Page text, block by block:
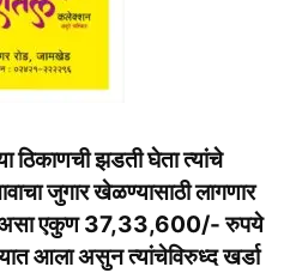
ठिकाणची झडती घेता त्यांचे
जुगार खेळण्यासाठी लागणार
असा एकुण 37,33,600/- रुपये
आला असुन त्यांचेविरुध्द खर्डा